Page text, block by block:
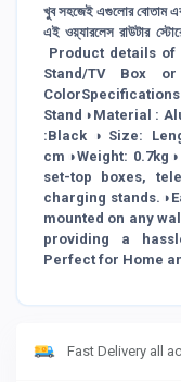
খুব সহজেই এগুলোর বোতাম
এই ওয়্যারলেস রাউটার
Product details of
Stand/TV Box
Stand◑Material :
:Black◑Size:
cm◑Weight:
set-top boxes,
charging
mounted on any
providing a
Perfect for Home
Fast Delivery all